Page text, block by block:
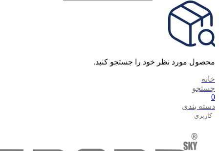
محصول مورد نظر خود را جستجو کنید.
خانه
جستجو
0
دسته بندی
کاربری